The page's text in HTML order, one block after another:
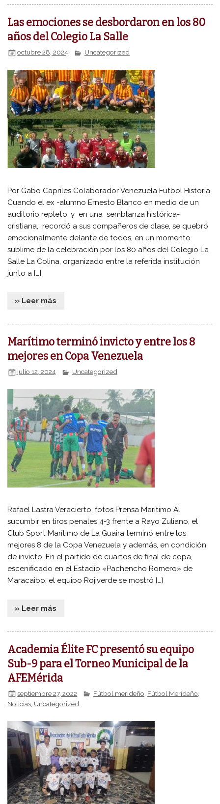
Las emociones se desbordaron en los 80
años del Colegio La Salle
octubre 28, 2024 Uncategorized
Por Gabo Capriles Colaborador Venezuela Futbol Historia
Cuando el ex -alumno Ernesto Blanco en medio de un
auditorio repleto, y en una semblanza histórica-
cristiana, recordó a sus compañeros de clase, se quebró
emocionalmente delante de todos, en un momento
sublime de la celebración por los 80 años del Colegio La
Salle La Colina, organizado entre la referida institución
junto a […]
» Leer más
Marítimo terminó invicto y entre los 8
mejores en Copa Venezuela
julio 12, 2024 Uncategorized
Rafael Lastra Veracierto, fotos Prensa Marítimo Al
sucumbir en tiros penales 4-3 frente a Rayo Zuliano, el
Club Sport Marítimo de La Guaira terminó entre los
mejores 8 de la Copa Venezuela y además, en condición
de invicto. En el partido de cuartos de final de copa,
escenificado en el Estadio «Pachencho Romero» de
Maracaibo, el equipo Rojiverde se mostró […]
» Leer más
Academia Élite FC presentó su equipo
Sub-9 para el Torneo Municipal de la
AFEMérida
septiembre 27, 2022 Fútbol merideño Fútbol Merideño
Noticias, Uncategorized